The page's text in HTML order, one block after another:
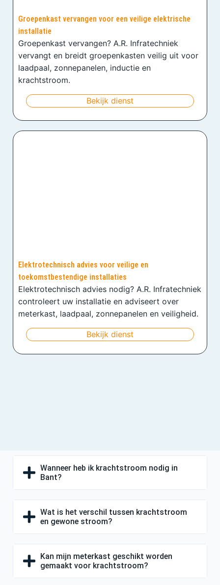
Groepenkast vervangen voor een veilige elektrische
installatie
Groepenkast vervangen? A.R. Infratechniek
vervangt en breidt groepenkasten veilig uit voor
laadpaal, zonnepanelen, inductie en
krachtstroom.
Bekijk dienst
Elektrotechnisch advies voor veilige en
toekomstbestendige installaties
Elektrotechnisch advies nodig? A.R. Infratechniek
controleert uw installatie en adviseert over
meterkast, laadpaal, zonnepanelen en veiligheid.
Bekijk dienst
Wanneer heb ik krachtstroom nodig in
Bant?
Wat is het verschil tussen krachtstroom
en gewone stroom?
Kan mijn meterkast geschikt worden
gemaakt voor krachtstroom?